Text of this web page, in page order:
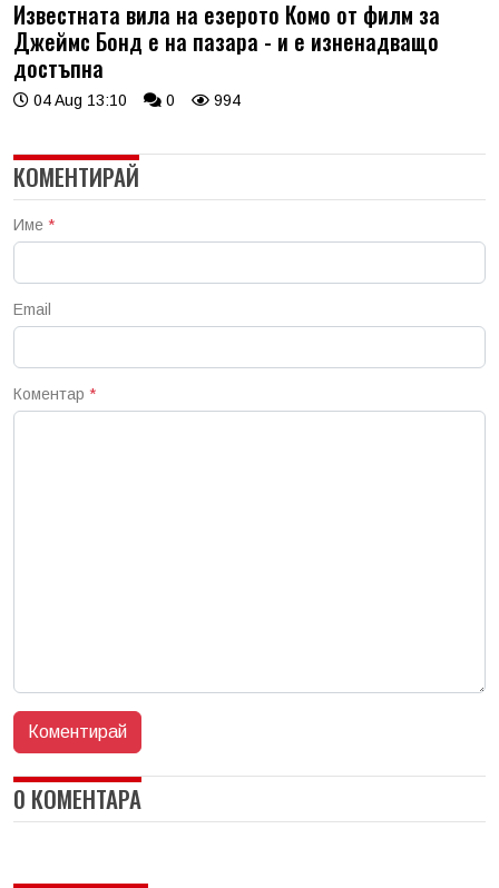
Известната вила на езерото Комо от филм за
Джеймс Бонд е на пазара - и е изненадващо
достъпна
04 Aug 13:10 0 994
КОМЕНТИРАЙ
Име *
Email
Коментар *
0 КОМЕНТАРА